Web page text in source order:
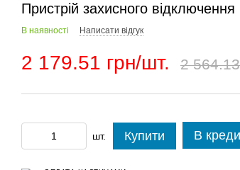
Пристрій захисного
В наявності Написати відгук
2 179.51 грн/шт. 2
шт. Купити В